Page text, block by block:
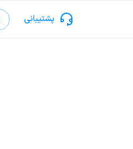
پشتیبانی